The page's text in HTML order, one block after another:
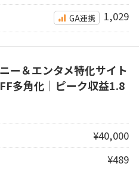
GA連携 1,029
ー＆エンタメ特化サイト
多角化｜ピーク収益1.8
¥40,000
¥489